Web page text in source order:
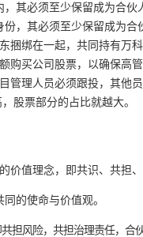
其必须至少保留成为合
，其必须至少保留成为合
捆绑在一起，共同持有万
购买公司股票，以确保高
管理人员必须跟投，其他
股票部分的占比就越大。
价值理念，即共识、共担、
的使命与价值观。
担风险，共担治理责任，合